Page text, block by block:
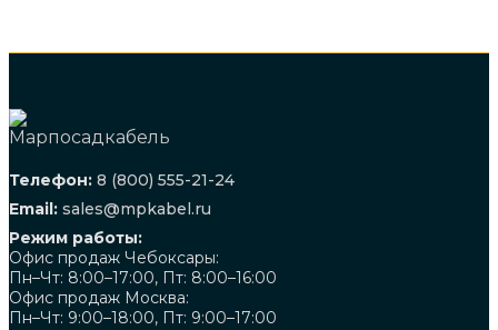
Телефон: 8 (800) 555-21-24
Email: sales@mpkabel.ru
Режим работы:
Офис продаж Чебоксары:
Пн–Чт: 8:00–17:00, Пт: 8:00–16:00
Офис продаж Москва:
Пн–Чт: 9:00–18:00, Пт: 9:00–17:00